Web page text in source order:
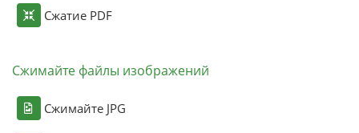
Сжатие PDF
Сжимайте файлы изображений
Сжимайте JPG